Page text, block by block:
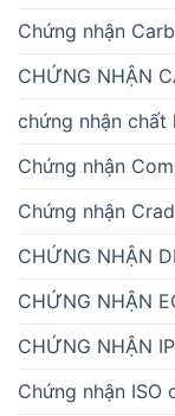
Chứng nhận
CHỨNG NHẬN
chứng nhận chất
Chứng nhận
Chứng nhận
CHỨNG NHẬN
CHỨNG NHẬN
CHỨNG NHẬN IP
Chứng nhận ISO